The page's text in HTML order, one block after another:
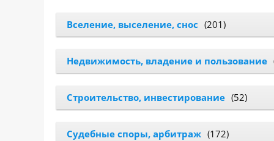
Контакты
г. Москва, ст. м. «Марксистская», ул.
Марксистская, д. 3, стр. 1
kmsud@yandex.ru
+7 (495) 642-27-02
+7 (936) 281-45-11
Вселение, выселение, снос (201)
Недвижимость, владение и пользование
Строительство, инвестирование (52)
Судебные споры, арбитраж (172)